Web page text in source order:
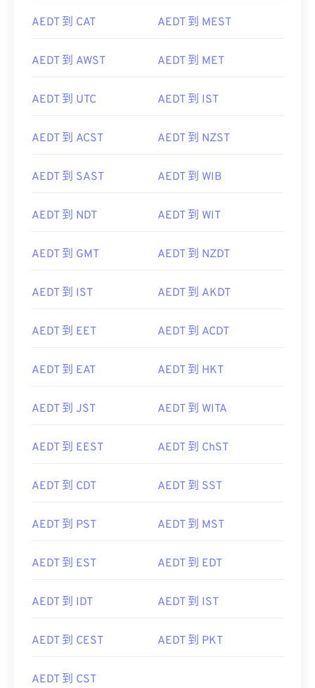
AEDT 到 CAT AEDT 到 MEST
AEDT 到 AWST AEDT 到 MET
AEDT 到 UTC AEDT 到 IST
AEDT 到 ACST AEDT 到 NZST
AEDT 到 SAST AEDT 到 WIB
AEDT 到 NDT AEDT 到 WIT
AEDT 到 GMT AEDT 到 NZDT
AEDT 到 IST AEDT 到 AKDT
AEDT 到 EET AEDT 到 ACDT
AEDT 到 EAT AEDT 到 HKT
AEDT 到 JST AEDT 到 WITA
AEDT 到 EEST AEDT 到 ChST
AEDT 到 CDT AEDT 到 SST
AEDT 到 PST AEDT 到 MST
AEDT 到 EST AEDT 到 EDT
AEDT 到 IDT AEDT 到 IST
AEDT 到 CEST AEDT 到 PKT
AEDT 到 CST